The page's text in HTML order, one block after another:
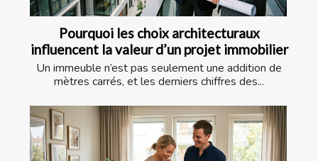
Pourquoi les choix architecturaux
influencent la valeur d’un projet immobilier
Un immeuble n’est pas seulement une addition de
mètres carrés, et les derniers chiffres des...